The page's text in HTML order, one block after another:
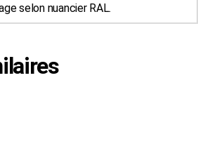
selon nuancier RAL.